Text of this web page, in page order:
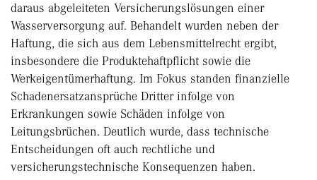
daraus abgeleiteten Versicherungslösungen einer
Wasserversorgung auf. Behandelt wurden neben der
Haftung, die sich aus dem Lebens­mittelrecht ergibt,
insbesondere die Produktehaftpflicht sowie die
Werkeigentümerhaftung. Im Fokus standen finanzielle
Schadenersatzansprüche Dritter infolge von
Erkrankungen sowie Schäden infolge von
Leitungsbrüchen. Deutlich wurde, dass technische
Entscheidungen oft auch rechtliche und
versicherungstechnische Konsequenzen haben.